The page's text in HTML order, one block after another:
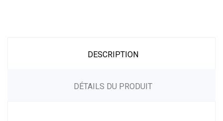
DESCRIPTION
DÉTAILS DU PRODUIT